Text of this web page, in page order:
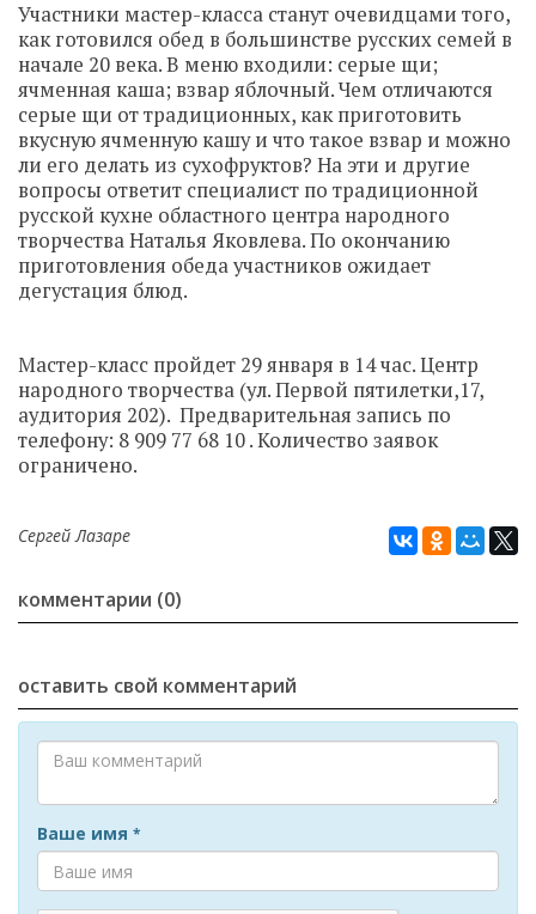
Участники мастер-класса станут очевидцами того,
как готовился обед в большинстве русских семей в
начале 20 века. В меню входили: серые щи;
ячменная каша; взвар яблочный. Чем отличаются
серые щи от традиционных, как приготовить
вкусную ячменную кашу и что такое взвар и можно
ли его делать из сухофруктов? На эти и другие
вопросы ответит специалист по традиционной
русской кухне областного центра народного
творчества Наталья Яковлева.По окончанию
приготовления обеда участников ожидает
дегустация блюд.
Мастер-класс пройдет 29 января в 14 час. Центр
народного творчества (ул. Первой пятилетки,17,
аудитория 202). Предварительная запись по
телефону: 8 909 77 68 10 . Количество заявок
ограничено.
Сергей Лазаре
комментарии (0)
оставить свой комментарий
Ваше имя *